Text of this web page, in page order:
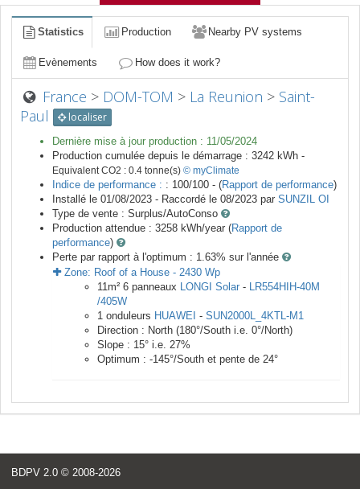
Statistics Production Nearby PV systems
Evènements How does it work?
France > DOM-TOM > La Reunion > Saint-
Paul
localiser
Dernière mise à jour production : 11/05/2024
Production cumulée depuis le démarrage : 3242 kWh -
Equivalent CO2 : 0.4 tonne(s) © myClimate
Indice de performance : : 100/100 - (Rapport de performance)
Installé le 01/08/2023 - Raccordé le 08/2023 par SUNZIL OI
Type de vente : Surplus/AutoConso
Production attendue : 3258 kWh/year (Rapport de
performance)
Perte par rapport à l'optimum : 1.63% sur l'année
Zone: Roof of a House - 2430 Wp
11m² 6 panneaux LONGI Solar - LR554HIH-40M
/405W
1 onduleurs HUAWEI - SUN2000L_4KTL-M1
Direction : North (180°/South i.e. 0°/North)
Slope : 15° i.e. 27%
Optimum : -145°/South et pente de 24°
BDPV 2.0 © 2008-2026